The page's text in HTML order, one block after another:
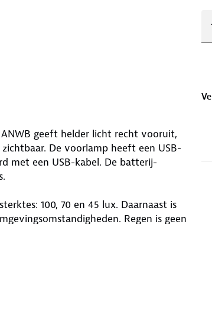
geeft helder licht recht vooruit,
De voorlamp heeft een USB-
met een USB-kabel. De batterij-
100, 70 en 45 lux. Daarnaast is
Regen is geen
weg op!